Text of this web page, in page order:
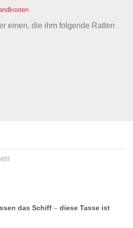
einen, die ihm folgende Ratten
das Schiff – diese Tasse ist